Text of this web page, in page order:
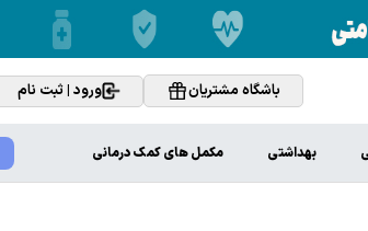
باشگاه مشتریان ورود | ثبت نام
بهداشتی مکمل های کمک درمانی